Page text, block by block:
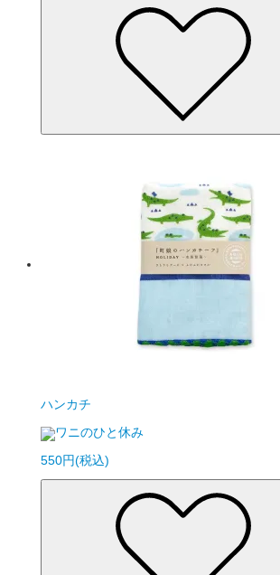
ハンカチ
ワニのひと休み
550円(税込)